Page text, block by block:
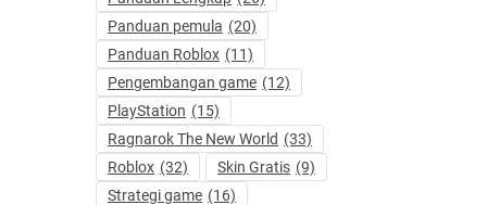
Panduan pemula (20)
Panduan Roblox (11)
Pengembangan game (12)
PlayStation (15)
Ragnarok The New World (33)
Roblox (32) Skin Gratis (9)
Strategi game (16)